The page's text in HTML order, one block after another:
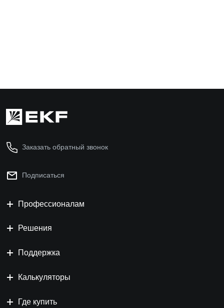
Заказать обратный звонок
Подписаться
Профессионалам
Решения
Поддержка
Калькуляторы
Где купить